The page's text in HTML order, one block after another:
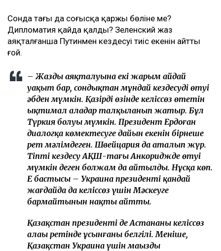
Сонда тағы да соғысқа қаржы бөліне ме?
Дипломатия қайда қалды? Зеленский жаз
аяқталғанша Путинмен кездесуі тиіс екенін айтты
ғой.
– Жаздың аяқталуына екі жарым айдай
уақыт бар, сондықтан мұндай кездесудің өтуі
әбден мүмкін. Қазірдің өзінде келіссөз өтетін
ықтимал алаңдар талқыланып жатыр. Бұл
Түркия болуы мүмкін. Президент Ердоған
диалогқа көмектесуге дайын екенін бірнеше
рет мәлімдеген. Швейцария да аталып жүр.
Тіпті кездесу АҚШ-тағы Анкориджде өтуі
мүмкін деген болжам да айтылды. Нұсқа көп.
Ең бастысы – Украина президенті қандай
жағдайда да келіссөз үшін Мәскеуге
бармайтынын нақты айтты.
Қазақстан президенті де Астананы келіссөз
алаңы ретінде ұсынғаны белгілі. Меніңше,
Қазақстан Украина үшін маңызды